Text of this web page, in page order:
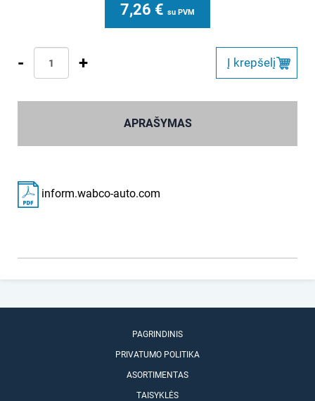
7,26 € su PVM
- + Į krepšelį
APRAŠYMAS
inform.wabco-auto.com
PAGRINDINIS
PRIVATUMO POLITIKA
ASORTIMENTAS
TAISYKLĖS